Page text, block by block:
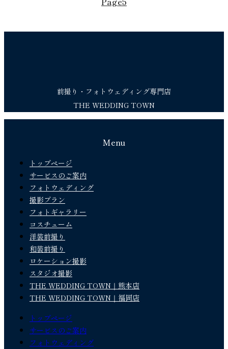
前撮り・フォトウェディング専門店
THE WEDDING TOWN
Menu
トップページ
サービスのご案内
フォトウェディング
撮影プラン
フォトギャラリー
コスチューム
洋装前撮り
和装前撮り
ロケーション撮影
スタジオ撮影
THE WEDDING TOWN｜熊本店
THE WEDDING TOWN｜福岡店
トップページ
サービスのご案内
フォトウェディング